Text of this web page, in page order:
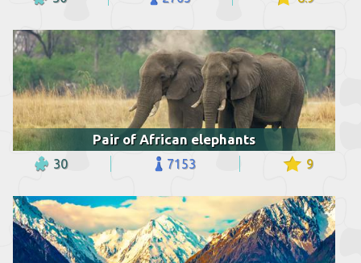
Pair of African elephants
30 7153 9